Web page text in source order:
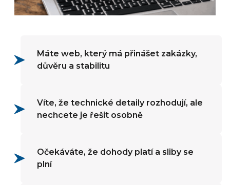
Máte web, který má přinášet zakázky,
důvěru a stabilitu
Víte, že technické detaily rozhodují, ale
nechcete je řešit osobně
Očekáváte, že dohody platí a sliby se
plní